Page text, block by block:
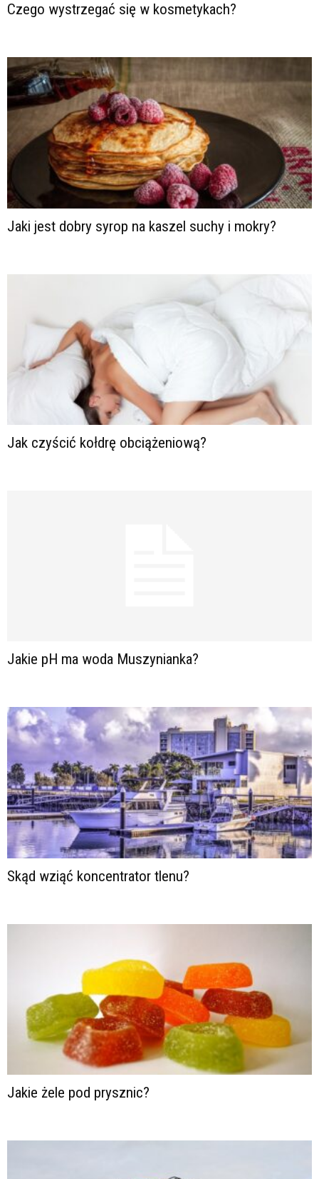
Czego wystrzegać się w kosmetykach?
Jaki jest dobry syrop na kaszel suchy i mokry?
Jak czyścić kołdrę obciążeniową?
Jakie pH ma woda Muszynianka?
Skąd wziąć koncentrator tlenu?
Jakie żele pod prysznic?